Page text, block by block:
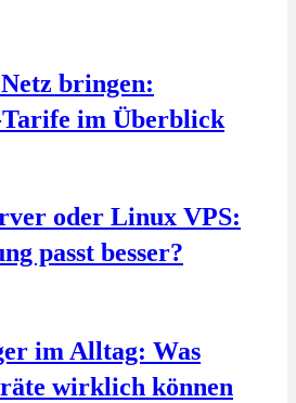
bringen:
im Überblick
oder Linux VPS:
passt besser?
im Alltag: Was
wirklich können